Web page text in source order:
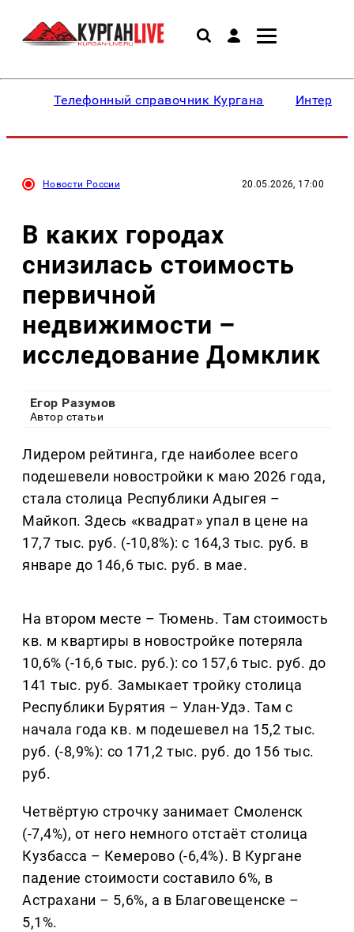
Телефонный справочник Кургана
Новости России 20.05.2026, 17:00
В каких городах
снизилась стоимость
первичной
недвижимости –
исследование Домклик
Егор Разумов
Автор статьи
Лидером рейтинга, где наиболее всего
подешевели новостройки к маю 2026 года,
стала столица Республики Адыгея –
Майкоп. Здесь «квадрат» упал в цене на
17,7 тыс. руб. (-10,8%): с 164,3 тыс. руб. в
январе до 146,6 тыс. руб. в мае.
На втором месте – Тюмень. Там стоимость
кв. м квартиры в новостройке потеряла
10,6% (-16,6 тыс. руб.): со 157,6 тыс. руб. до
141 тыс. руб. Замыкает тройку столица
Республики Бурятия – Улан-Удэ. Там с
начала года кв. м подешевел на 15,2 тыс.
руб. (-8,9%): со 171,2 тыс. руб. до 156 тыс.
руб.
Четвёртую строчку занимает Смоленск
(-7,4%), от него немного отстаёт столица
Кузбасса – Кемерово (-6,4%). В Кургане
падение стоимости составило 6%, в
Астрахани – 5,6%, а в Благовещенске –
5,1%.